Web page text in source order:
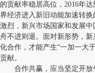
的贡献率稳居高位，2016年
界经济进入新旧动能加速转
激烈，新兴市场国家和发展
舟不进则退。面对新形势，
化合作，才能产生“一加一大
贡献。
合作共赢，应当坚定开放